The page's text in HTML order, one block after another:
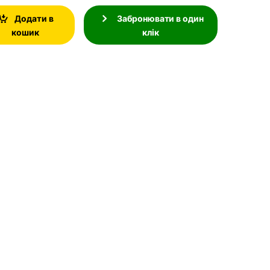
Додати в
кошик
Забронювати в один
клік